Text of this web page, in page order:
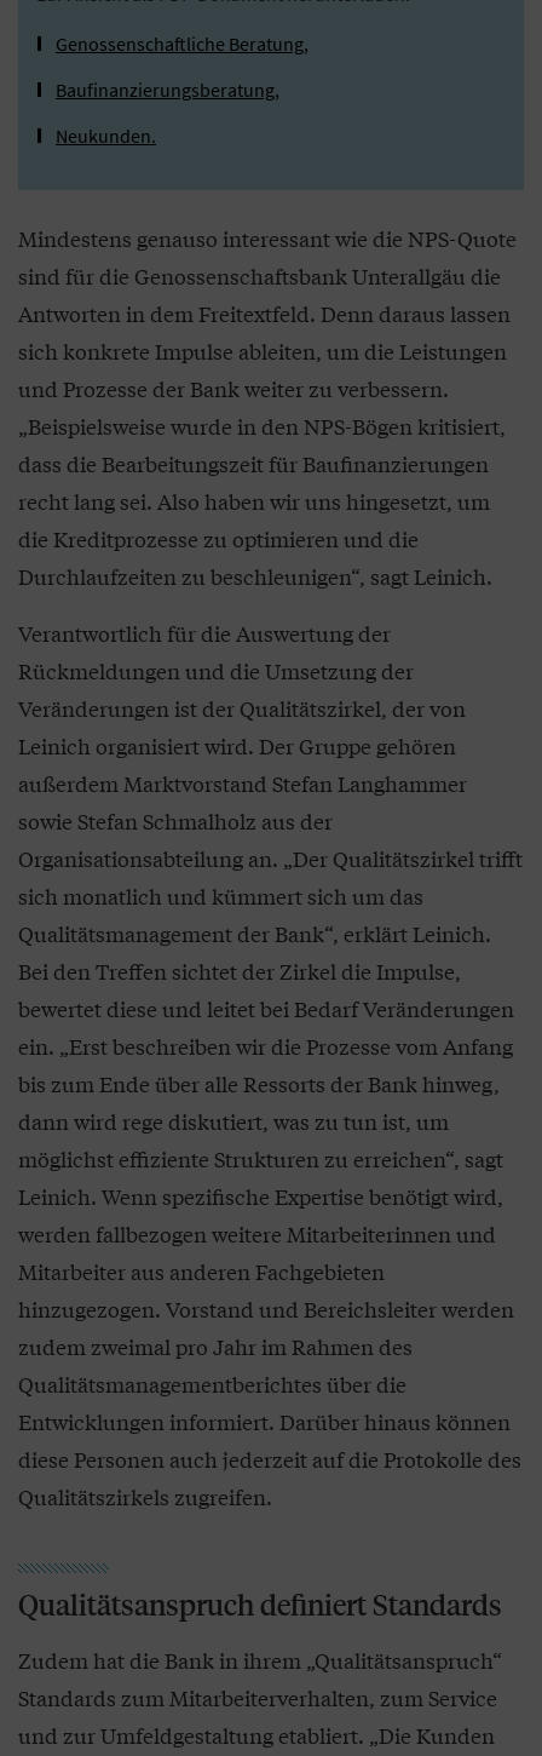
Genossenschaftliche Beratung,
Baufinanzierungsberatung,
Neukunden.
Mindestens genauso interessant wie die NPS-Quote
sind für die Genossenschaftsbank Unterallgäu die
Antworten in dem Freitextfeld. Denn daraus lassen
sich konkrete Impulse ableiten, um die Leistungen
und Prozesse der Bank weiter zu verbessern.
„Beispielsweise wurde in den NPS-Bögen kritisiert,
dass die Bearbeitungszeit für Baufinanzierungen
recht lang sei. Also haben wir uns hingesetzt, um
die Kreditprozesse zu optimieren und die
Durchlaufzeiten zu beschleunigen“, sagt Leinich.
Verantwortlich für die Auswertung der
Rückmeldungen und die Umsetzung der
Veränderungen ist der Qualitätszirkel, der von
Leinich organisiert wird. Der Gruppe gehören
außerdem Marktvorstand Stefan Langhammer
sowie Stefan Schmalholz aus der
Organisationsabteilung an. „Der Qualitätszirkel trifft
sich monatlich und kümmert sich um das
Qualitätsmanagement der Bank“, erklärt Leinich.
Bei den Treffen sichtet der Zirkel die Impulse,
bewertet diese und leitet bei Bedarf Veränderungen
ein. „Erst beschreiben wir die Prozesse vom Anfang
bis zum Ende über alle Ressorts der Bank hinweg,
dann wird rege diskutiert, was zu tun ist, um
möglichst effiziente Strukturen zu erreichen“, sagt
Leinich. Wenn spezifische Expertise benötigt wird,
werden fallbezogen weitere Mitarbeiterinnen und
Mitarbeiter aus anderen Fachgebieten
hinzugezogen. Vorstand und Bereichsleiter werden
zudem zweimal pro Jahr im Rahmen des
Qualitätsmanagementberichtes über die
Entwicklungen informiert. Darüber hinaus können
diese Personen auch jederzeit auf die Protokolle des
Qualitätszirkels zugreifen.
Qualitätsanspruch definiert Standards
Zudem hat die Bank in ihrem „Qualitätsanspruch“
Standards zum Mitarbeiterverhalten, zum Service
und zur Umfeldgestaltung etabliert. „Die Kunden